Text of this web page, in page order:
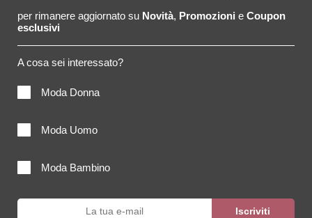
per rimanere aggiornato su Novità, Promozioni e Coupon
esclusivi
A cosa sei interessato?
Moda Donna
Moda Uomo
Moda Bambino